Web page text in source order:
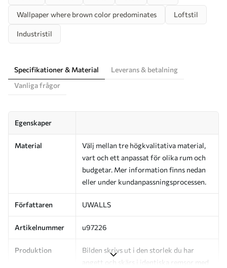
Wallpaper where brown color predominates Loftstil
Industristil
Specifikationer & Material
Leverans & betalning
Vanliga frågor
Egenskaper
Material
Välj mellan tre högkvalitativa material,
vart och ett anpassat för olika rum och
budgetar. Mer information finns nedan
eller under kundanpassningsprocessen.
Författaren UWALLS
Artikelnummer u97226
Produktion
Bilden skrivs ut i den storlek du har
angett och skärs i identiska remsor med